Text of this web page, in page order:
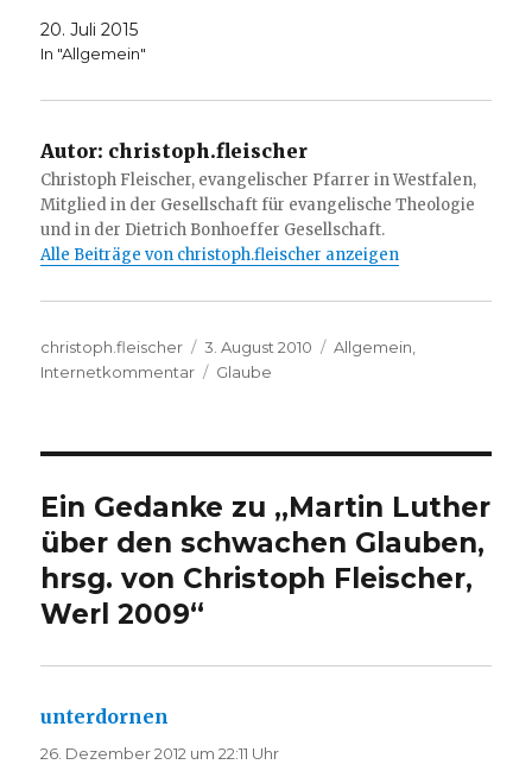
20. Juli 2015
In "Allgemein"
Autor: christoph.fleischer
Christoph Fleischer, evangelischer Pfarrer in Westfalen,
Mitglied in der Gesellschaft für evangelische Theologie
und in der Dietrich Bonhoeffer Gesellschaft.
Alle Beiträge von christoph.fleischer anzeigen
Autor
christoph.fleischer
Veröffentlicht
am
3. August 2010 Kategorien
Allgemein
Internetkommentar
Schlagwörter
Glaube
Ein Gedanke zu „Martin Luther
über den schwachen Glauben,
hrsg. von Christoph Fleischer,
Werl 2009“
unterdornen
26. Dezember 2012 um 22:11 Uhr